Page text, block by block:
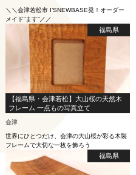
＼＼会津若松市 I’SNEWBASE発！オーダー
メイド“ます”／／
福島県
【福島県・会津若松】大山桜の天然木
フレーム 一点もの写真立て
会津
世界にひとつだけ、会津の大山桜が彩る木製
フレームで大切な一枚を飾ろう
福島県